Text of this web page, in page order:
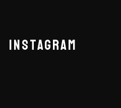
INSTAGRAM